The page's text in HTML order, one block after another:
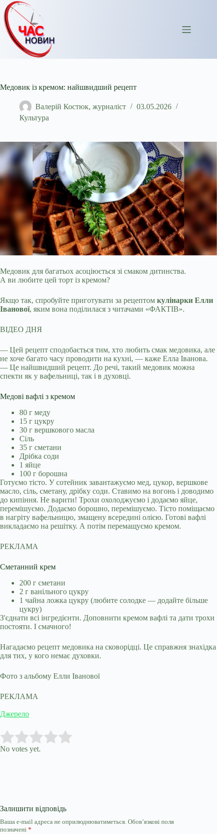
Перейти
до
вмісту
Медовик із кремом: найшвидший рецепт
Валерій Костюк, журналіст
03.05.2026
Культура
Медовик для багатьох асоціюється зі смаком дитинства.
А ви любите цей торт із кремом?
Якщо так, спробуйте приготувати за рецептом кулінарки Елли
Іванової, яким вона поділилася з читачами «ФАКТІВ».
ВІДЕО ДНЯ
— Цей рецепт сподобається тим, хто любить смак медовика, але
не хоче багато часу проводити на кухні, — каже Елла Іванова.
— Це найшвидший рецепт. До речі, такий медовик можна
спекти як у вафельниці, так і в духовці.
Медові вафлі з кремом
80 г меду
15 г цукру
30 г вершкового масла
Сіль
35 г сметани
Дрібка соди
1 яйце
100 г борошна
Готуємо тісто. У сотейник завантажуємо мед, цукор, вершкове
масло, сіль, сметану, дрібку соди. Ставимо на вогонь і доводимо
до кипіння. Не варити! Трохи охолоджуємо і додаємо яйце,
перемішуємо. Додаємо борошно, перемішуємо. Тісто поміщаємо
в нагріту вафельницю, змащену всередині олією. Готові вафлі
викладаємо на решітку. А потім перемащуємо кремом.
РЕКЛАМА
Сметанний крем
200 г сметани
2 г ванільного цукру
1 чайна ложка цукру (любите солодке — додайте більше
цукру)
З'єднати всі інгредієнти. Доповнити кремом вафлі та дати трохи
постояти. І смачного!
Нагадаємо рецепт медовика на сковорідці. Це справжня знахідка
для тих, у кого немає духовки.
Фото з альбому Елли Іванової
РЕКЛАМА
Джерело
Rate this item:
No votes yet.
Залишити відповідь
Ваша e-mail адреса не оприлюднюватиметься. Обов’язкові поля
позначені *